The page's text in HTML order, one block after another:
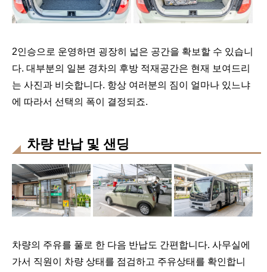
2인승으로 운영하면 굉장히 넓은 공간을 확보할 수 있습니
다. 대부분의 일본 경차의 후방 적재공간은 현재 보여드리
는 사진과 비슷합니다. 항상 여러분의 짐이 얼마나 있느냐
에 따라서 선택의 폭이 결정되죠.
차량 반납 및 샌딩
차량의 주유를 풀로 한 다음 반납도 간편합니다. 사무실에
가서 직원이 차량 상태를 점검하고 주유상태를 확인합니